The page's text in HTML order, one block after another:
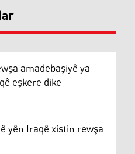
amadebaşiyê ya
eşkere dike
yên Iraqê xistin rewşa